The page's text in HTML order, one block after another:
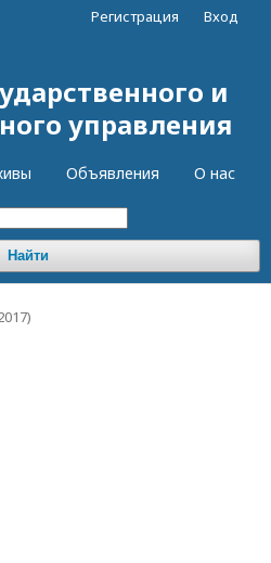
и
управления
Объявления О нас
Найти
Регистрация Вход